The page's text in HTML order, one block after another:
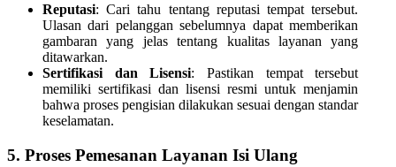
Reputasi: Cari tahu tentang reputasi tempat tersebut.
Ulasan dari pelanggan sebelumnya dapat memberikan
gambaran yang jelas tentang kualitas layanan yang
ditawarkan.
Sertifikasi dan Lisensi: Pastikan tempat tersebut
memiliki sertifikasi dan lisensi resmi untuk menjamin
bahwa proses pengisian dilakukan sesuai dengan standar
keselamatan.
5. Proses Pemesanan Layanan Isi Ulang